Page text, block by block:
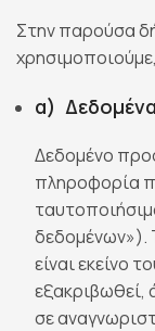
Στην παρούσα
α)
Δεδομένο
πληροφορία
δεδομένων»).
είναι εκείνο
εξακριβωθεί,
σε